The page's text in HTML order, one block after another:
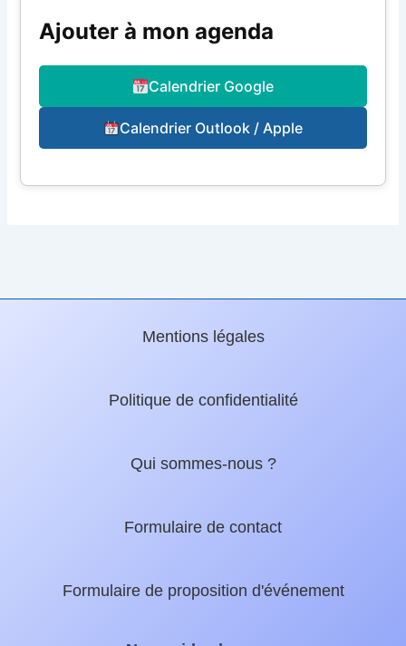
Ajouter à mon agenda
Calendrier Google
Calendrier Outlook / Apple
Mentions légales
Politique de confidentialité
Qui sommes-nous ?
Formulaire de contact
Formulaire de proposition d'événement